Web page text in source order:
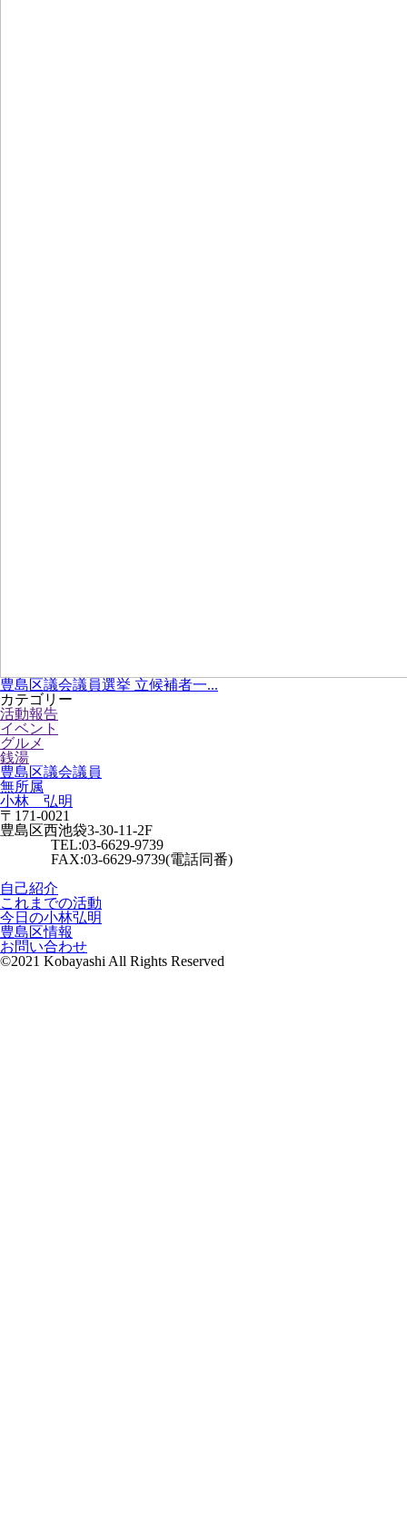
豊島区議会議員選挙 立候補者一...
カテゴリー
活動報告
イベント
グルメ
銭湯
豊島区議会議員
無所属
小林 弘明
〒171-0021
豊島区西池袋3-30-11-2F
TEL:03-6629-9739
FAX:03-6629-9739(電話同番)
自己紹介
これまでの活動
今日の小林弘明
豊島区情報
お問い合わせ
©2021 Kobayashi All Rights Reserved